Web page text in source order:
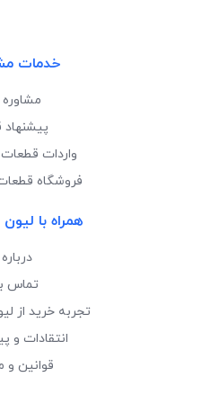
خدمات
واردات
فروشگاه
همراه با
تماس
تجربه خرید از
انتقادات و
قوانین و